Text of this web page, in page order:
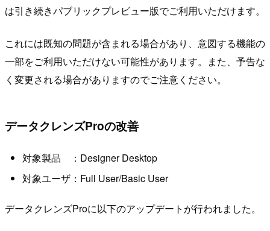
は引き続きパブリックプレビュー版でご利用いただけます。
これには既知の問題が含まれる場合があり、意図する機能の
一部をご利用いただけない可能性があります。また、予告な
く変更される場合がありますのでご注意ください。
データクレンズProの改善
対象製品 ：Designer Desktop
対象ユーザ：Full User/Basic User
データクレンズProに以下のアップデートが行われました。